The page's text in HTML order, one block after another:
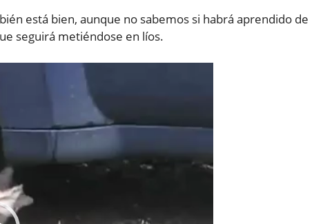
está bien, aunque no sabemos si habrá aprendido de
seguirá metiéndose en líos.